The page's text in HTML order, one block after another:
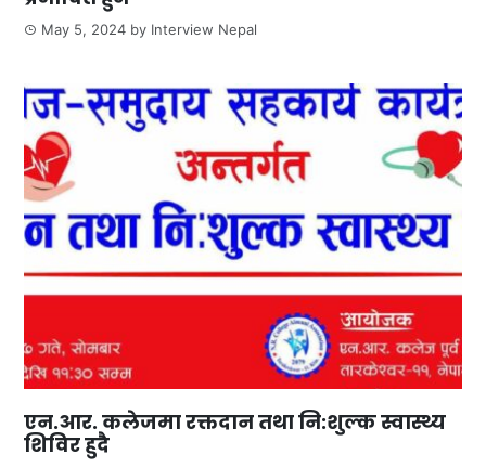
May 5, 2024 by Interview Nepal
एन.आर. कलेजमा रक्तदान तथा नि:शुल्क स्वास्थ्य
शिविर हुदै